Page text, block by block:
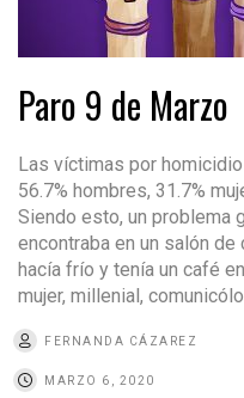
Paro 9 de Marzo
Las víctimas por
56.7% hombres, 31.7%
Siendo esto, un problema
encontraba en un salón de
hacía frío y tenía un café
mujer, millenial,
FERNANDA CÁZAREZ
MARZO 6, 2020